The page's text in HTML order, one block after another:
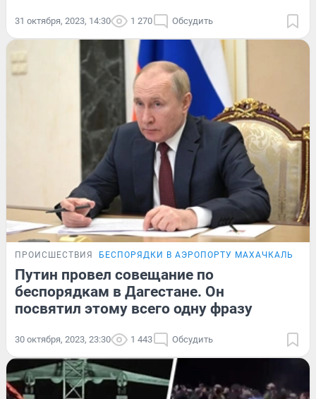
31 октября, 2023, 14:30 1 270 Обсудить
ПРОИСШЕСТВИЯ БЕСПОРЯДКИ В АЭРОПОРТУ МАХАЧКАЛЫ
Путин провел совещание по
беспорядкам в Дагестане. Он
посвятил этому всего одну фразу
30 октября, 2023, 23:30 1 443 Обсудить